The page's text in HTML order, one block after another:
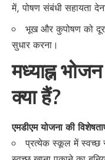
में, पोषण संबंधी सहायता
भूख और कुपोषण को
सुधार करना।
मध्याह्न
क्या हैं?
एमडीएम योजना की
प्रत्येक स्कूल में स्वच्छ